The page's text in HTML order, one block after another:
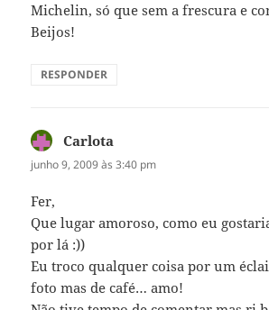
Michelin, só que sem a frescura e
Beijos!
RESPONDER
Carlota
junho 9, 2009 às 3:40 pm
Fer,
Que lugar amoroso, como eu
por lá :))
Eu troco qualquer coisa por um
foto mas de café… amo!